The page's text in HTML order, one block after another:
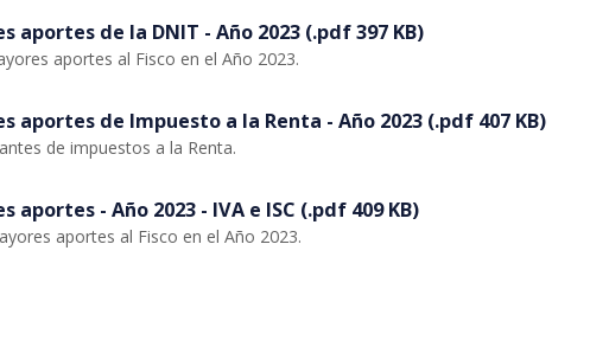
aportes de la DNIT - Año 2023 (.pdf 397 KB)
aportes al Fisco en el Año 2023.
aportes de Impuesto a la Renta - Año 2023 (.pdf 407 KB)
de impuestos a la Renta.
- Año 2023 - IVA e ISC (.pdf 409 KB)
aportes al Fisco en el Año 2023.